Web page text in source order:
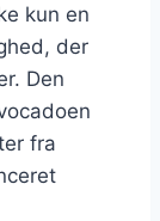
kun en
der
Den
fra